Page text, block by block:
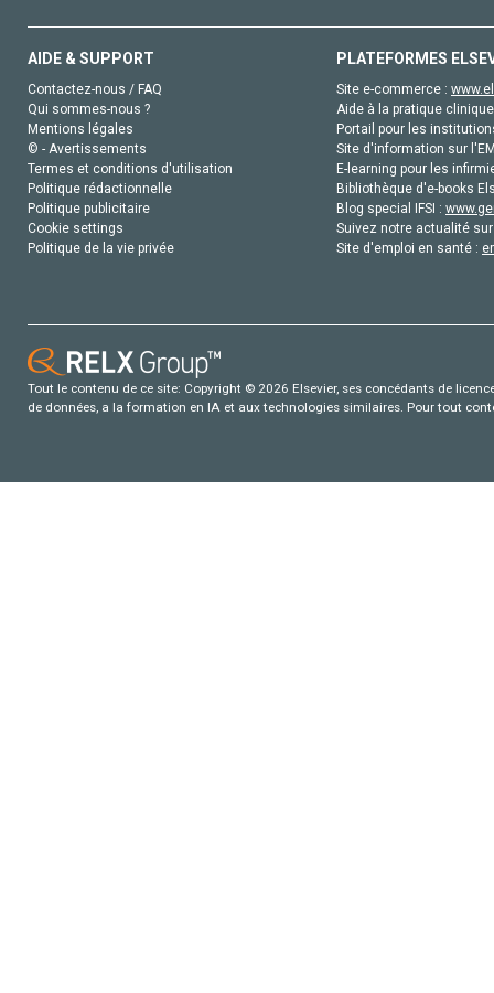
AIDE & SUPPORT
Contactez-nous / FAQ
Qui sommes-nous ?
Mentions légales
© - Avertissements
Termes et conditions d'utilisation
Politique rédactionnelle
Politique publicitaire
Cookie settings
Politique de la vie privée
PLATEFORMES
Site e-commerce :
Aide à la pratique
Portail pour les
Site d'information sur
E-learning pour les
Bibliothèque d'e-books
Blog special IFSI :
Suivez notre actualité
Site d'emploi en santé :
Tout le contenu de ce site: Copyright © 2026 Elsevier, ses concédants de
de données, a la formation en IA et aux technologies similaires. Pour tout